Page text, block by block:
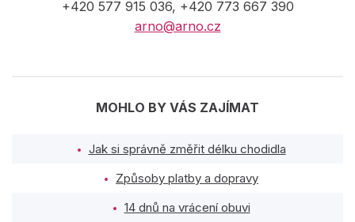
+420 577 915 036, +420 773 667 390
arno@arno.cz
MOHLO BY VÁS ZAJÍMAT
Jak si správně změřit délku chodidla
Způsoby platby a dopravy
14 dnů na vrácení obuvi